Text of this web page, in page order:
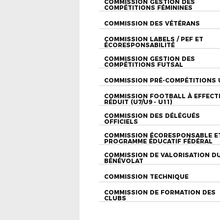
COMMISSION GESTION DES
COMPÉTITIONS FÉMININES
COMMISSION DES VÉTÉRANS
COMMISSION LABELS / PEF ET
ÉCORESPONSABILITÉ
COMMISSION GESTION DES
COMPÉTITIONS FUTSAL
COMMISSION PRÉ-COMPÉTITIONS
COMMISSION FOOTBALL À
RÉDUIT (U7/U9 - U11)
COMMISSION DES DÉLÉGUÉS
OFFICIELS
COMMISSION ÉCORESPONSABLE
PROGRAMME ÉDUCATIF FÉDÉRAL
COMMISSION DE VALORISATION
BÉNÉVOLAT
COMMISSION TECHNIQUE
COMMISSION DE FORMATION DES
CLUBS